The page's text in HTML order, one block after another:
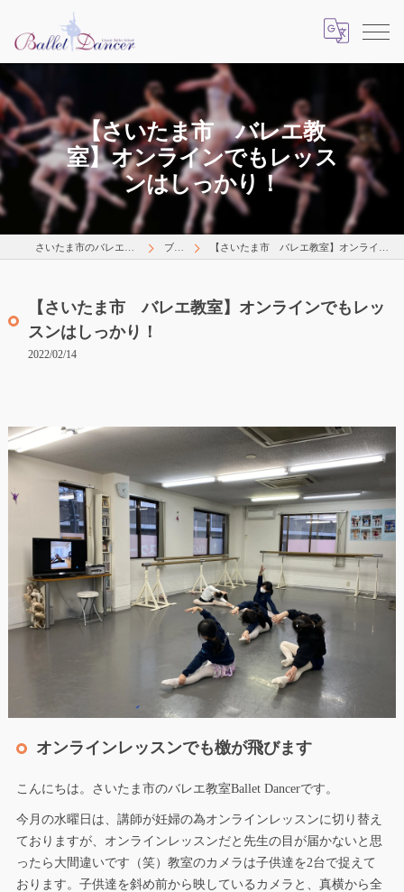
【さいたま市 バレエ教
室】オンラインでもレッス
ンはしっかり！
ブログ 【さいたま市 バレエ教室】オンラインでもレッスンはしっかり！
【さいたま市 バレエ教室】オンラインでもレッ
スンはしっかり！
2022/02/14
オンラインレッスンでも檄が飛びます
こんにちは。さいたま市のバレエ教室Ballet Dancerです。
今月の水曜日は、講師が妊婦の為オンラインレッスンに切り替え
ておりますが、オンラインレッスンだと先生の目が届かないと思
ったら大間違いです（笑）教室のカメラは子供達を2台で捉えて
おります。子供達を斜め前から映しているカメラと、真横から全